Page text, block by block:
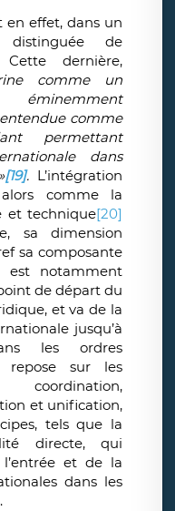
en effet, dans un
de
Cette dernière,
comme un
entendue comme
permettant
dans
[19]. L’intégration
comme la
et technique[20]
sa dimension
sa composante
est notamment
de départ du
et va de la
jusqu’à
les ordres
repose sur les
et unification,
tels que la
directe, qui
et de la
dans les